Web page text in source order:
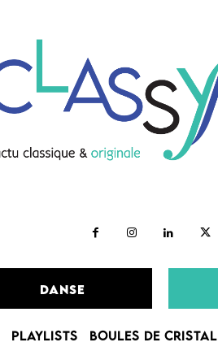
DANSE
PLAYLISTS BOULES DE CRISTAL